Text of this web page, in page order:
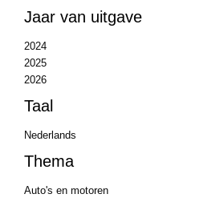
Jaar van uitgave
2024
2025
2026
Taal
Nederlands
Thema
Auto's en motoren